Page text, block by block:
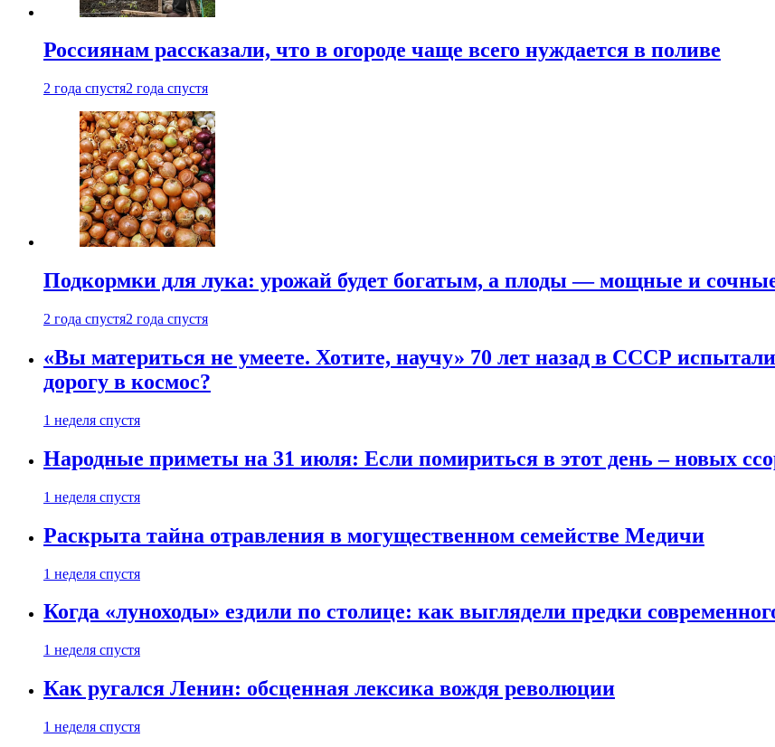
Россиянам рассказали, что в огороде чаще всего нуждается в поливе
2 года спустя2 года спустя
Подкормки для лука: урожай будет богатым, а плоды — мощные и
2 года спустя2 года спустя
«Вы материться не умеете. Хотите, научу» 70 лет назад в СССР
дорогу в космос?
1 неделя спустя
Народные приметы на 31 июля: Если помириться в этот день – новых
1 неделя спустя
Раскрыта тайна отравления в могущественном семействе Медичи
1 неделя спустя
Когда «луноходы» ездили по столице: как выглядели предки
1 неделя спустя
Как ругался Ленин: обсценная лексика вождя революции
1 неделя спустя